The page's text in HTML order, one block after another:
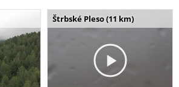
Štrbské Pleso (11 km)